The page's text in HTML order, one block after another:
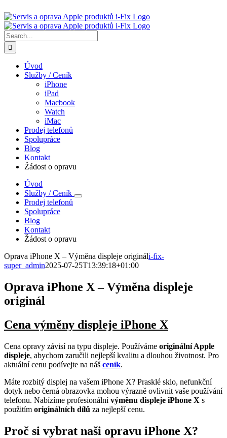
Search
for:
Úvod
Služby / Ceník
iPhone
iPad
Macbook
Watch
iMac
Prodej telefonů
Spolupráce
Blog
Kontakt
Žádost o opravu
Úvod
Služby / Ceník
Prodej telefonů
Spolupráce
Blog
Kontakt
Žádost o opravu
Oprava iPhone X – Výměna displeje origináli-fix-
super_admin2025-07-25T13:39:18+01:00
Oprava iPhone X – Výměna displeje
originál
Cena výměny displeje iPhone X
Cena opravy závisí na typu displeje. Používáme originální Apple
displeje, abychom zaručili nejlepší kvalitu a dlouhou životnost. Pro
aktuální cenu podívejte na náš ceník.
Máte rozbitý displej na vašem iPhone X? Prasklé sklo, nefunkční
dotyk nebo černá obrazovka mohou výrazně ovlivnit vaše používání
telefonu. Nabízíme profesionálnívýměnu displeje iPhone X s
použitím originálních dílů za nejlepší cenu.
Proč si vybrat naši opravu iPhone X?